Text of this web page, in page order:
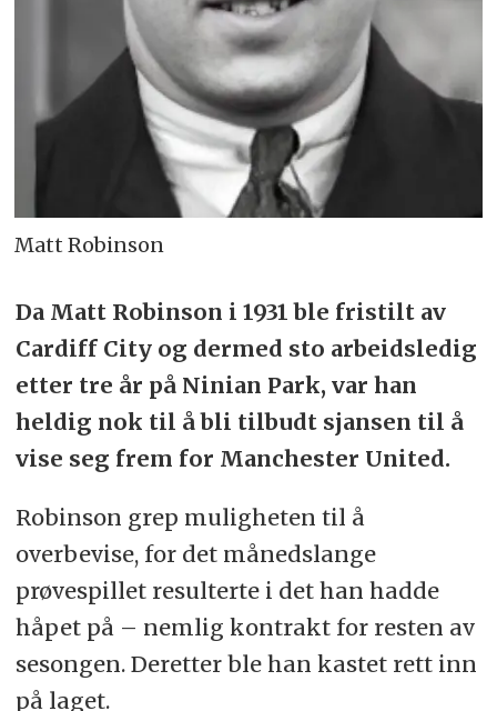
Matt Robinson
Da Matt Robinson i 1931 ble fristilt av
Cardiff City og dermed sto arbeidsledig
etter tre år på Ninian Park, var han
heldig nok til å bli tilbudt sjansen til å
vise seg frem for Manchester United.
Robinson grep muligheten til å
overbevise, for det månedslange
prøvespillet resulterte i det han hadde
håpet på – nemlig kontrakt for resten av
sesongen. Deretter ble han kastet rett inn
på laget.